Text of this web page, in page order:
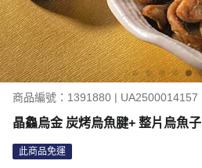
商品編號：1391880 | UA2500014157
晶鱻烏金 炭烤烏魚腱+ 整片烏魚
此商品免運